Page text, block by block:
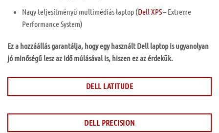
Nagy teljesítményű multimédiás laptop (Dell XPS– Extreme
Performance System)
Ez a hozzáállás garantálja, hogy egy használt Dell laptop is ugyanolyan
jó minőségű lesz az idő múlásával is, hiszen ez az érdekük.
DELL LATITUDE
DELL PRECISION